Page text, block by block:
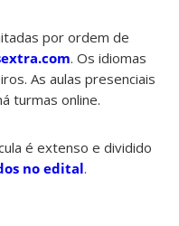
por ordem de
. Os idiomas
As aulas presenciais
turmas online.
é extenso e dividido
no edital.